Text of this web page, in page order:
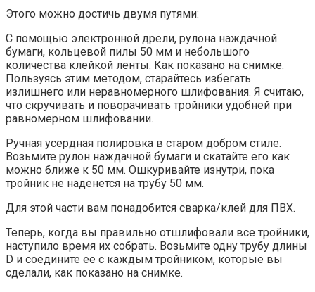
Этого можно достичь двумя путями:
С помощью электронной дрели, рулона наждачной
бумаги, кольцевой пилы 50 мм и небольшого
количества клейкой ленты. Как показано на снимке.
Пользуясь этим методом, старайтесь избегать
излишнего или неравномерного шлифования. Я считаю,
что скручивать и поворачивать тройники удобней при
равномерном шлифовании.
Ручная усердная полировка в старом добром стиле.
Возьмите рулон наждачной бумаги и скатайте его как
можно ближе к 50 мм. Ошкуривайте изнутри, пока
тройник не наденется на трубу 50 мм.
Для этой части вам понадобится сварка/клей для ПВХ.
Теперь, когда вы правильно отшлифовали все тройники,
наступило время их собрать. Возьмите одну трубу длины
D и соедините ее с каждым тройником, которые вы
сделали, как показано на снимке.